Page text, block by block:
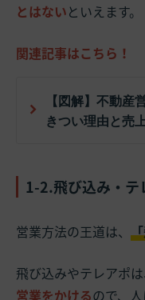
とはないといえます。
関連記事はこちら！
【図解】不動産
きつい理由と売
1-2.飛び込み・テ
営業方法の王道は、
飛び込みやテレアポは
営業をかけるので、